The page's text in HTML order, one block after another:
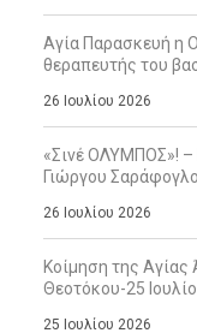
Αγία Παρασκευή η
θεραπευτής του
26 Ιουλίου 2026
«Σινέ ΟΛΥΜΠΟΣ»! –
Γιώργου
26 Ιουλίου 2026
Κοίμηση της
Θεοτόκου-25
25 Ιουλίου 2026